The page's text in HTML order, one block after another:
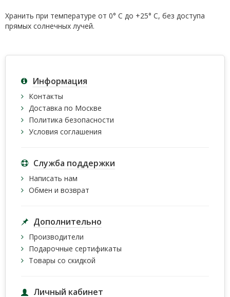
Хранить при температуре от 0° С до +25° С, без доступа
прямых солнечных лучей.
Информация
Контакты
Доставка по Москве
Политика безопасности
Условия соглашения
Служба поддержки
Написать нам
Обмен и возврат
Дополнительно
Производители
Подарочные сертификаты
Товары со скидкой
Личный кабинет